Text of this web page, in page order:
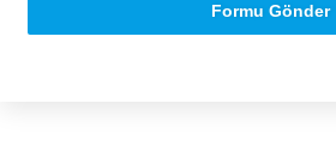
Formu Gönder